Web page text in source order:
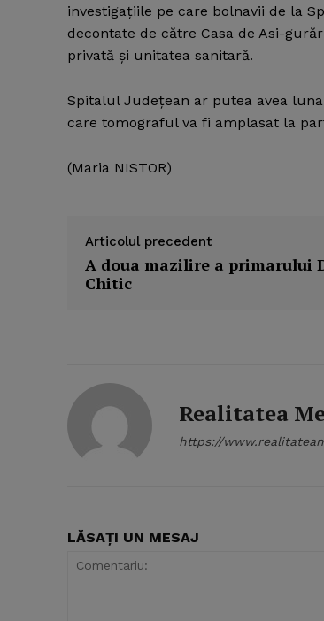
investigaţiile pe care bolnavii de la
decontate de către Casa de Asi-
privată şi unitatea sanitară.
Spitalul Judeţean ar putea avea
care tomograful va fi amplasat la
(Maria NISTOR)
Articolul precedent
A doua mazilire a primarului
Chitic
Realitatea
https://
LĂSAȚI UN MESAJ